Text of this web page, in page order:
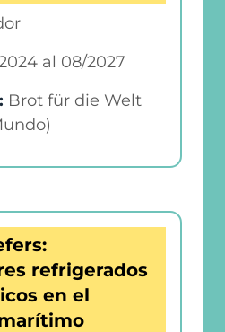
al 08/2027
Brot für die Welt
refrigerados
en el